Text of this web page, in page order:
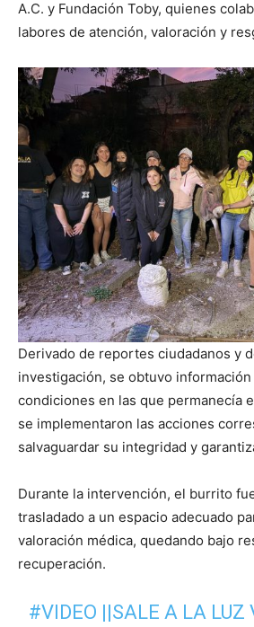
A.C. y Fundación Toby, quienes
labores de atención, valoración y
Derivado de reportes ciudadanos y
investigación, se obtuvo
condiciones en las que permanecía
se implementaron las acciones
salvaguardar su integridad y
Durante la intervención, el burrito
trasladado a un espacio adecuado
valoración médica, quedando bajo
recuperación.
#VIDEO ||SALE A LA LUZ